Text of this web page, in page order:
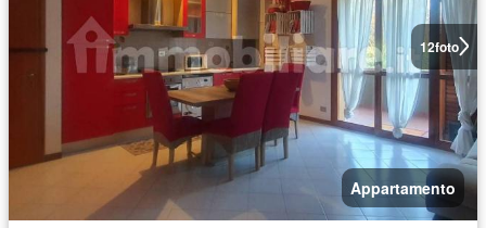
12foto
Appartamento